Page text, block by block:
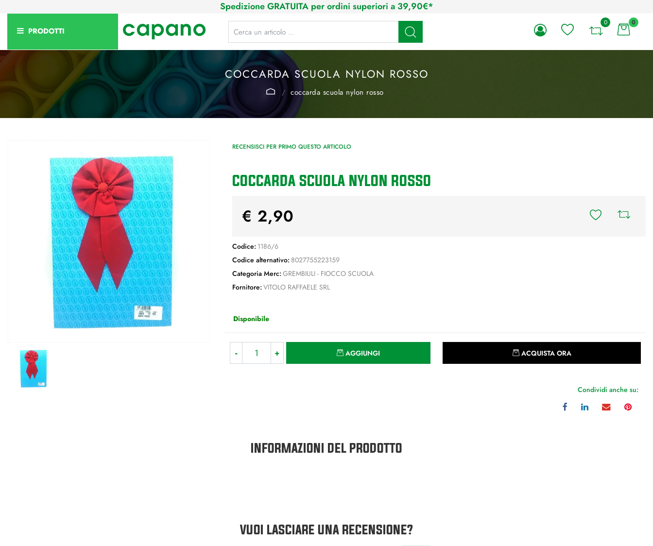
Spedizione GRATUITA per ordini superiori a 39,90€*
PRODOTTI
La modifica di un filtro aggiorna automaticamente gli altri filtri disponibili. 0 0
COCCARDA SCUOLA NYLON ROSSO
coccarda scuola nylon rosso
RECENSISCI PER PRIMO QUESTO ARTICOLO
COCCARDA SCUOLA NYLON ROSSO
€ 2,90
Codice: 1186/6
Codice alternativo: 8027755223159
Categoria Merc: GREMBIULI - FIOCCO SCUOLA
Fornitore: VITOLO RAFFAELE SRL
Disponibile
AGGIUNGI ACQUISTA ORA
Condividi anche su:
INFORMAZIONI DEL PRODOTTO
VUOI LASCIARE UNA RECENSIONE?